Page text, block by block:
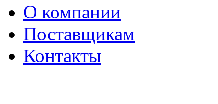
О компании
Поставщикам
Контакты